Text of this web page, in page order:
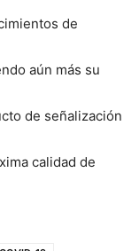
de
aún más su
de señalización
calidad de